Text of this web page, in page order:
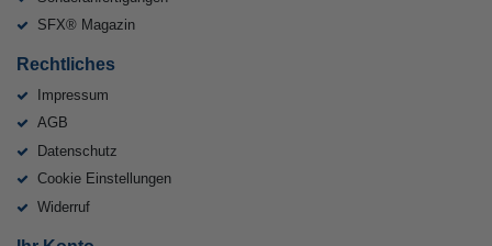
SFX® Magazin
Rechtliches
Impressum
AGB
Datenschutz
Cookie Einstellungen
Widerruf